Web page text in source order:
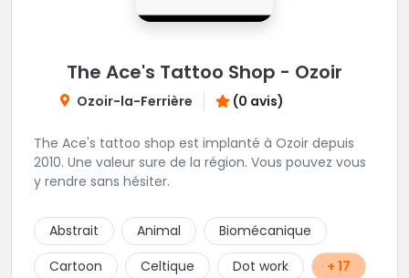
The Ace's Tattoo Shop - Ozoir
Ozoir-la-Ferrière (0 avis)
The Ace's tattoo shop est implanté à Ozoir depuis
2010. Une valeur sure de la région. Vous pouvez vous
y rendre sans hésiter.
Abstrait Animal
Biomécanique
Cartoon
Celtique Dot work + 17